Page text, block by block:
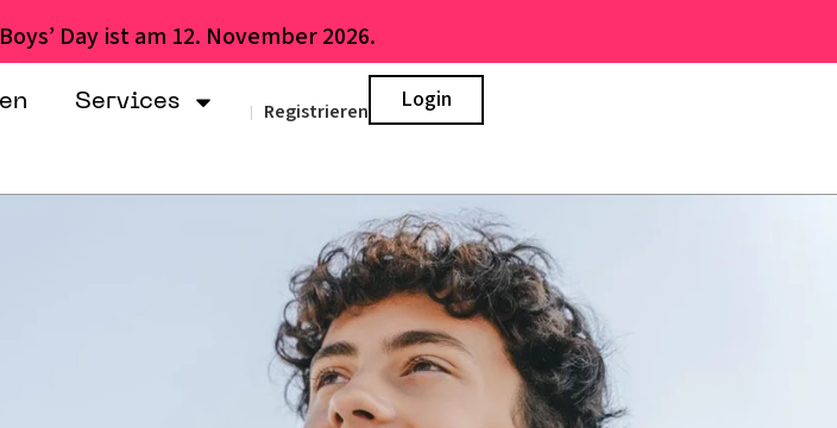
Day ist am 12. November 2026.
Services | Registrieren Login